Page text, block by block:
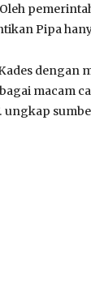
Pipa
dengan
macam
ungkap